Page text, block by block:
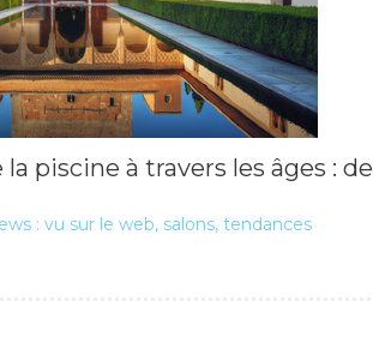
piscine à travers les âges : de
: vu sur le web, salons, tendances